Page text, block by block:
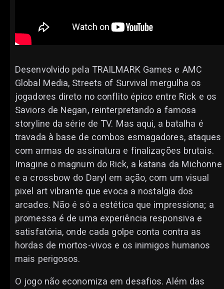
Desenvolvido pela TRAILMARK Games e AMC
Global Media, Streets of Survival mergulha os
jogadores direto no conflito épico entre Rick e os
Saviors de Negan, reinterpretando a famosa
storyline da série de TV. Mas aqui, a batalha é
travada à base de combos esmagadores, ataques
com armas de assinatura e finalizações brutais.
Imagine o magnum do Rick, a katana da Michonne
e a crossbow do Daryl em ação, com um visual
pixel art vibrante que evoca a nostalgia dos
arcades. Não é só a estética que impressiona; a
promessa é de uma experiência responsiva e
satisfatória, onde cada golpe conta contra as
hordas de mortos-vivos e os inimigos humanos
mais perigosos.
O jogo não economiza em desafios. Além das